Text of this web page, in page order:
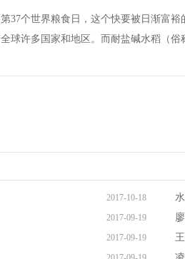
37个世界粮食日，这个快要被日渐富
球许多国家和地区。而耐盐碱水稻（
2017-10-18
2017-09-19
2017-09-19